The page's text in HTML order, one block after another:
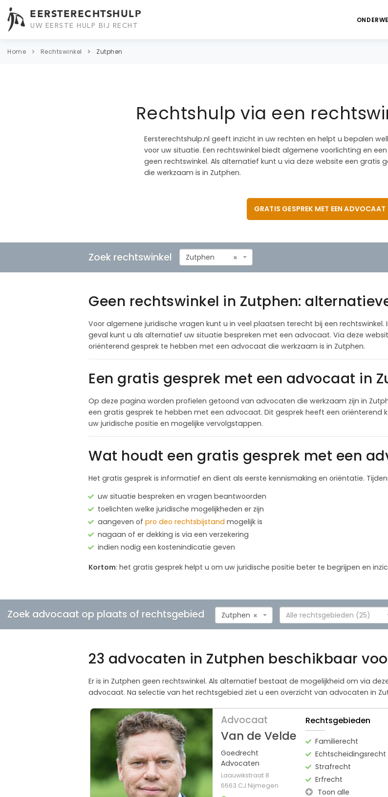
EERSTERECHTSHULP
UW EERSTE HULP BIJ RECHT
Home Rechtswinkel Zutphen
Rechtshulp via een
Eersterechtshulp.nl geeft inzicht in uw rechten en helpt u bepalen
voor uw situatie. Een rechtswinkel biedt algemene voorlichting en
geen rechtswinkel. Als alternatief kunt u via deze website een gratis
die werkzaam is in Zutphen.
GRATIS GESPREK MET EEN ADVOCAAT
Zoek rechtswinkel ×
Zutphen
Geen rechtswinkel in Zutphen:
Voor algemene juridische vragen kunt u in veel plaatsen terecht bij een
geval kunt u als alternatief uw situatie bespreken met een advocaat. Via deze
oriënterend gesprek te hebben met een advocaat die werkzaam is in Zutphen.
Een gratis gesprek met een advocaat in
Op deze pagina worden profielen getoond van advocaten die werkzaam zijn in
een gratis gesprek te hebben met een advocaat. Dit gesprek heeft een oriënterend
uw juridische positie en mogelijke vervolgstappen.
Wat houdt een gratis gesprek met een
Het gratis gesprek is informatief en dient als eerste kennismaking en oriëntatie.
uw situatie bespreken en vragen beantwoorden
toelichten welke juridische mogelijkheden er zijn
aangeven of pro deo rechtsbijstand mogelijk is
nagaan of er dekking is via een verzekering
indien nodig een kostenindicatie geven
Kortom: het gratis gesprek helpt u om uw juridische positie beter te begrijpen en
Zoek advocaat op plaats of rechtsgebied ×
Zutphen Alle rechtsgebieden (25)
23 advocaten in Zutphen beschikbaar
Er is in Zutphen geen rechtswinkel. Als alternatief bestaat de mogelijkheid om via
advocaat. Na selectie van het rechtsgebied ziet u een overzicht van advocaten in
Advocaat
Van de Velde
Goedrecht
Advocaten
Laauwikstraat 8
6663 CJ Nijmegen
Rechtsgebieden
Familierecht
Echtscheidingsrecht
Strafrecht
Erfrecht
Toon alle